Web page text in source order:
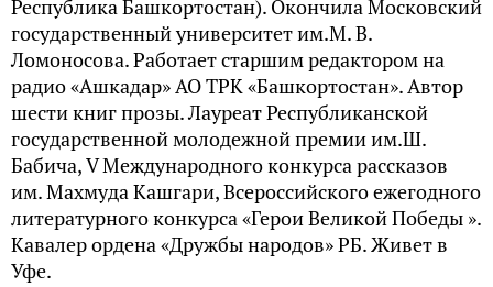
Республика Башкортостан). Окончила Московский
государственный университет им.М. В.
Ломоносова. Работает старшим редактором на
радио «Ашкадар» АО ТРК «Башкортостан». Автор
шести книг прозы. Лауреат Республиканской
государственной молодежной премии им.Ш.
Бабича, V Международного конкурса рассказов
им. Махмуда Кашгари, Всероссийского ежегодного
литературного конкурса «Герои Великой Победы ».
Кавалер ордена «Дружбы народов» РБ. Живет в
Уфе.